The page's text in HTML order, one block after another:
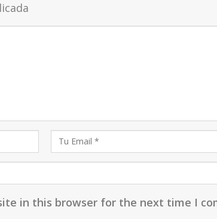
in this browser for the next time I